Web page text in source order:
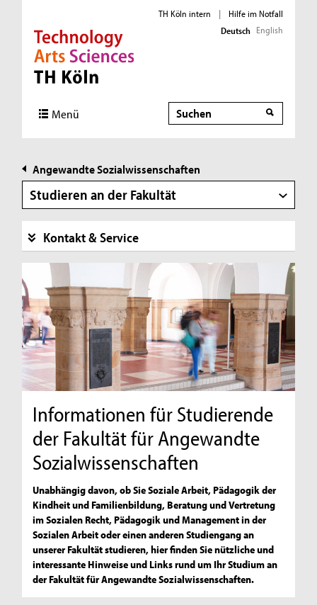
Direkt zur Hauptnavigation
Direkt zur Subnavigation
Direkt zum Inhalt
Direkt zum Fußbereich
TH Köln intern |
Hilfe im Notfall
Deutsch English
Menü Suche
Suche
Angewandte Sozialwissenschaften
Studieren an der Fakultät
Kontakt & Service
Informationen für Studierende
der Fakultät für Angewandte
Sozialwissenschaften
Unabhängig davon, ob Sie Soziale Arbeit, Pädagogik der
Kindheit und Familienbildung, Beratung und Vertretung
im Sozialen Recht, Pädagogik und Management in der
Sozialen Arbeit oder einen anderen Studiengang an
unserer Fakultät studieren, hier finden Sie nützliche und
interessante Hinweise und Links rund um Ihr Studium an
der Fakultät für Angewandte Sozialwissenschaften.